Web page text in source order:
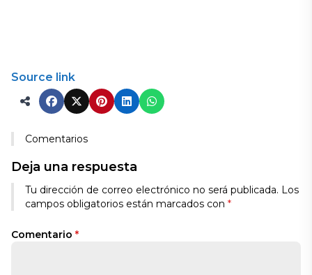
Source link
Comentarios
Deja una respuesta
Tu dirección de correo electrónico no será publicada. Los
campos obligatorios están marcados con *
Comentario *